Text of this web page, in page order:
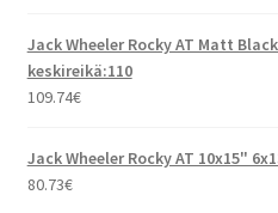
Jack Wheeler Rocky AT Matt
keskireikä:110
109.74€
Jack Wheeler Rocky AT 10x15"
80.73€